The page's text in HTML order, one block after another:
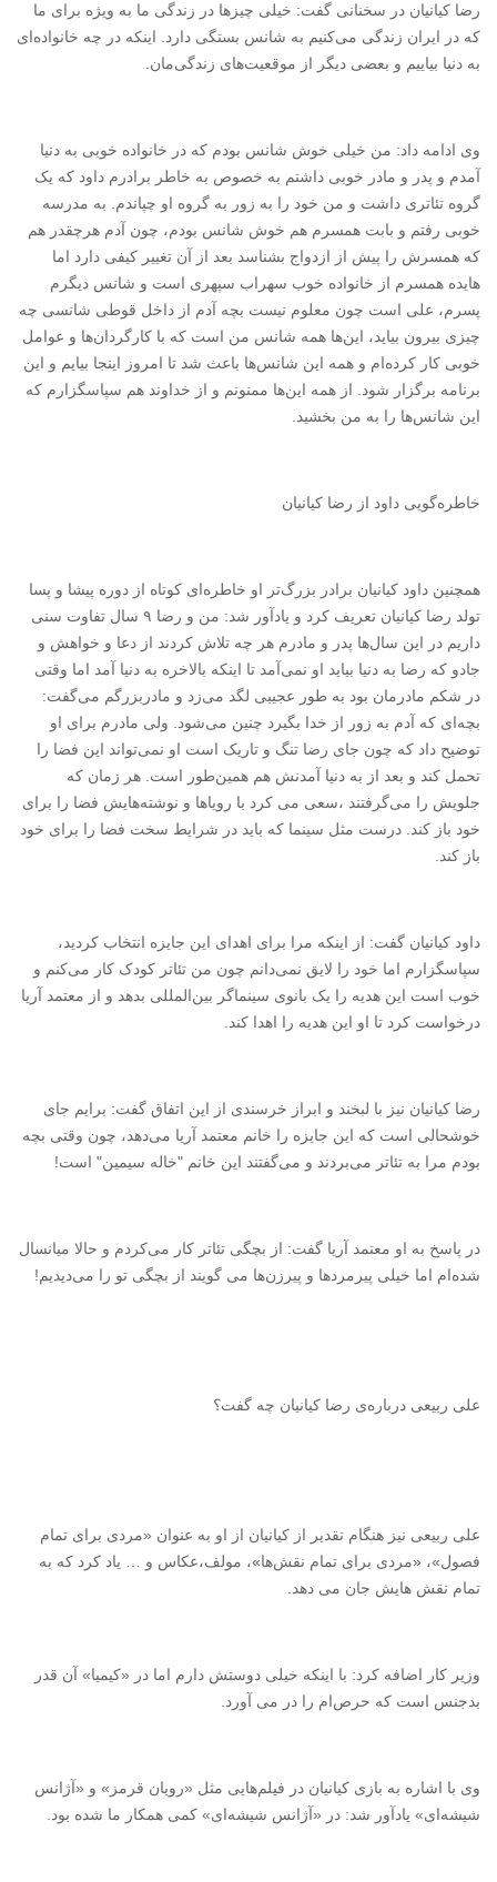
رضا کیانیان در سخنانی گفت: خیلی چیزها در زندگی ما به ویژه برای ما
که در ایران زندگی می‌کنیم به شانس بستگی دارد. اینکه در چه خانواده‌ای
به دنیا بیاییم و بعضی دیگر از موقعیت‌های زندگی‌مان.
وی ادامه داد:‌ من خیلی خوش شانس بودم که در خانواده خوبی به دنیا
آمدم و پدر و مادر خوبی داشتم به خصوص به خاطر برادرم داود که یک
گروه تئاتری داشت و من خود را به زور به گروه او چپاندم. به مدرسه
خوبی رفتم و بابت همسرم هم خوش شانس بودم، چون آدم هرچقدر هم
که همسرش را پیش از ازدواج بشناسد بعد از آن تغییر کیفی دارد اما
هایده همسرم از خانواده خوب سهراب سپهری است و شانس دیگرم
پسرم، علی است چون معلوم نیست بچه آدم از داخل قوطی شانسی چه
چیزی بیرون بیاید، این‌ها همه شانس من است که با کارگردان‌ها و عوامل
خوبی کار کرده‌ام و همه این شانس‌ها باعث شد تا امروز اینجا بیایم و این
برنامه برگزار شود. از همه این‌ها ممنونم و از خداوند هم سپاسگزارم که
این شانس‌ها را به من بخشید.
خاطره‌گویی داود از رضا کیانیان
همچنین داود کیانیان برادر بزرگ‌تر او خاطره‌ای کوتاه از دوره پیشا و پسا
تولد رضا کیانیان تعریف کرد و یادآور شد: من و رضا ۹ سال تفاوت سنی
داریم در این سال‌ها پدر و مادرم هر چه تلاش کردند از دعا و خواهش و
جادو که رضا به دنیا بیاید او نمی‌آمد تا اینکه بالاخره به دنیا آمد اما وقتی
در شکم مادرمان بود به طور عجیبی لگد می‌زد و مادربزرگم می‌گفت:
بچه‌ای که آدم به زور از خدا بگیرد چنین می‌شود. ولی مادرم برای او
توضیح داد که چون جای رضا تنگ و تاریک است او نمی‌تواند این فضا را
تحمل کند و بعد از به دنیا آمدنش هم همین‌طور است. هر زمان که
جلویش را می‌گرفتند ،سعی می کرد با رویاها و نوشته‌هایش فضا را برای
خود باز کند. درست مثل سینما که باید در شرایط سخت فضا را برای خود
باز کند.
داود کیانیان گفت: از اینکه مرا برای اهدای این جایزه انتخاب کردید،
سپاسگزارم اما خود را لایق نمی‌دانم چون من تئاتر کودک کار می‌کنم و
خوب است این هدیه را یک بانوی سینماگر بین‌المللی بدهد و از معتمد آریا
درخواست کرد تا او این هدیه را اهدا کند.
رضا کیانیان نیز با لبخند و ابراز خرسندی از این اتفاق گفت: برایم جای
خوشحالی است که این جایزه را خانم معتمد آریا می‌دهد، چون وقتی بچه
بودم مرا به تئاتر می‌بردند و می‌گفتند این خانم "خاله سیمین" است!
در پاسخ به او معتمد آریا گفت: از بچگی تئاتر کار می‌کردم و حالا میانسال
شده‌ام اما خیلی پیرمردها و پیرزن‌ها می گویند از بچگی تو را می‌دیدیم!
علی ربیعی درباره‌ی رضا کیانیان چه گفت؟
علی ربیعی نیز هنگام تقدیر از کیانیان از او به عنوان «مردی برای تمام
فصول»، «مردی برای تمام نقش‌ها»، مولف،‌عکاس و … یاد کرد که به
تمام نقش هایش جان می دهد.
وزیر کار اضافه کرد: با اینکه خیلی دوستش دارم اما در «کیمیا» آن قدر
بدجنس است که حرص‌ام را در می آورد.
وی با اشاره به بازی کیانیان در فیلم‌هایی مثل «روبان قرمز» و «آژانس
شیشه‌ای» یادآور شد: در «آژانس شیشه‌ای» کمی همکار ما شده بود.